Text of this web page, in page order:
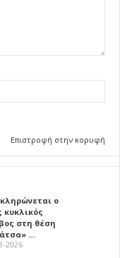
Επιστροφή στην κορυφή
ο
κυκλικός
στη θέση
…
2026